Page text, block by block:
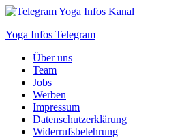
Yoga Infos Telegram
Über uns
Team
Jobs
Werben
Impressum
Datenschutzerklärung
Widerrufsbelehrung